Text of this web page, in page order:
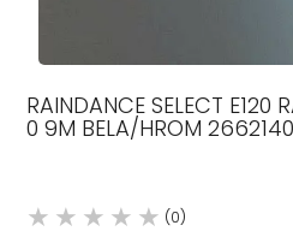
RAINDANCE SELECT E120
0 9M BELA/HROM
(0)